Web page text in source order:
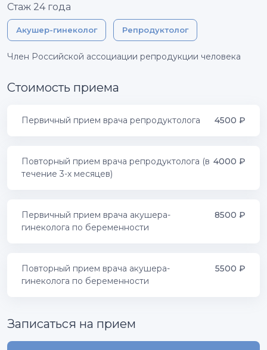
Стаж 24 года
Акушер-гинеколог Репродуктолог
Член Российской ассоциации репродукции человека
Стоимость приема
Первичный прием врача репродуктолога 4500 ₽
Повторный прием врача репродуктолога (в
течение 3-х месяцев)
4000 ₽
Первичный прием врача акушера-
гинеколога по беременности
8500 ₽
Повторный прием врача акушера-
гинеколога по беременности
5500 ₽
Записаться на прием